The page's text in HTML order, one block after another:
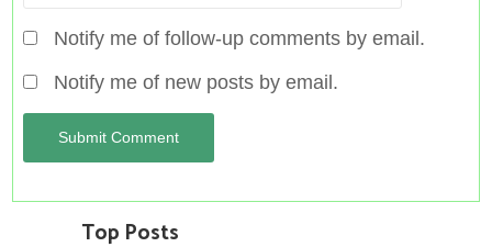
Notify me of follow-up comments by email.
Notify me of new posts by email.
Top Posts